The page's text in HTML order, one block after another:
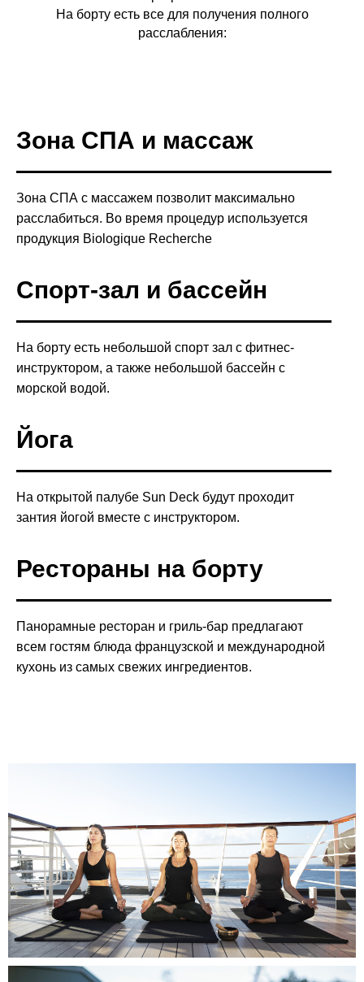
На борту есть все для получения полного
расслабления:
Зона СПА и массаж
Зона СПА с массажем позволит максимально
расслабиться. Во время процедур используется
продукция Biologique Recherche
Спорт-зал и бассейн
На борту есть небольшой спорт зал с фитнес-
инструктором, а также небольшой бассейн с
морской водой.
Йога
На открытой палубе Sun Deck будут проходит
зантия йогой вместе с инструктором.
Рестораны на борту
Панорамные ресторан и гриль-бар предлагают
всем гостям блюда французской и международной
кухонь из самых свежих ингредиентов.